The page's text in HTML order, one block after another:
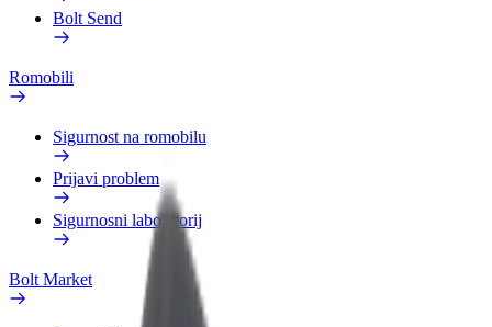
Bolt Send
Romobili
Sigurnost na romobilu
Prijavi problem
Sigurnosni laboratorij
Bolt Market